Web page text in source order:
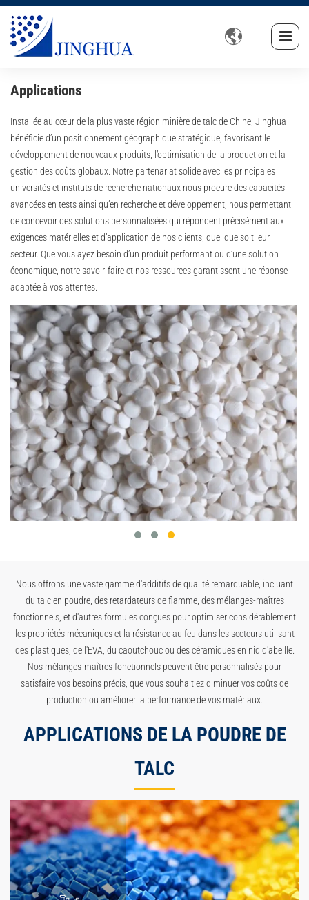

Applications
Installée au cœur de la plus vaste région minière de talc de Chine, Jinghua
bénéficie d’un positionnement géographique stratégique, favorisant le
développement de nouveaux produits, l’optimisation de la production et la
gestion des coûts globaux. Notre partenariat solide avec les principales
universités et instituts de recherche nationaux nous procure des capacités
avancées en tests ainsi qu’en recherche et développement, nous permettant
de concevoir des solutions personnalisées qui répondent précisément aux
exigences matérielles et d’application de nos clients, quel que soit leur
secteur. Que vous ayez besoin d’un produit performant ou d’une solution
économique, notre savoir-faire et nos ressources garantissent une réponse
adaptée à vos attentes.
Nous offrons une vaste gamme d'additifs de qualité remarquable, incluant
du talc en poudre, des retardateurs de flamme, des mélanges-maîtres
fonctionnels, et d'autres formules conçues pour optimiser considérablement
les propriétés mécaniques et la résistance au feu dans les secteurs utilisant
des plastiques, de l'EVA, du caoutchouc ou des céramiques en nid d'abeille.
Nos mélanges-maîtres fonctionnels peuvent être personnalisés pour
satisfaire vos besoins précis, que vous souhaitiez diminuer vos coûts de
production ou améliorer la performance de vos matériaux.
APPLICATIONS DE LA POUDRE DE
TALC